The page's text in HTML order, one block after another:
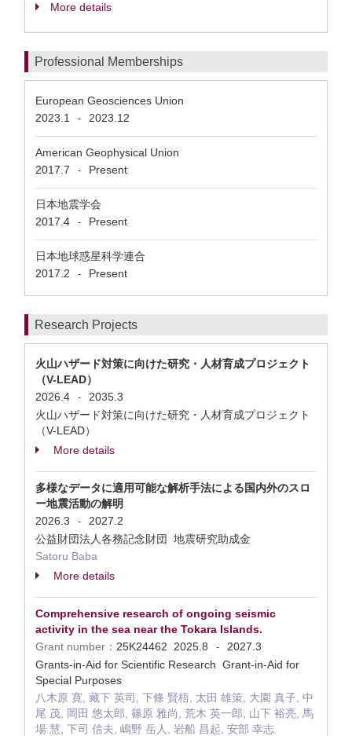
More details
Professional Memberships
European Geosciences Union
2023.1
- 2023.12
American Geophysical Union
2017.7
- Present
日本地震学会
2017.4
- Present
日本地球惑星科学連合
2017.2
- Present
Research Projects
火山ハザード対策に向けた研究・人材育成プロジェクト
（V-LEAD）
2026.4
-
2035.3
火山ハザード対策に向けた研究・人材育成プロジェクト
（V-LEAD）
More details
多様なデータに適用可能な解析手法による国内外のスロ
ー地震活動の解明
2026.3
-
2027.2
公益財団法人各務記念財団 地震研究助成金
Satoru Baba
More details
Comprehensive research of ongoing seismic
activity in the sea near the Tokara Islands.
Grant number： 25K24462 2025.8 -
2027.3
Grants-in-Aid for Scientific Research Grant-in-Aid for
Special Purposes
八木原 寛, 藏下 英司, 下條 賢梧, 太田 雄策, 大園 真子, 中
尾 茂, 岡田 悠太郎, 篠原 雅尚, 荒木 英一郎, 山下 裕亮, 馬
場 慧, 下司 信夫, 嶋野 岳人, 岩船 昌起, 安部 幸志